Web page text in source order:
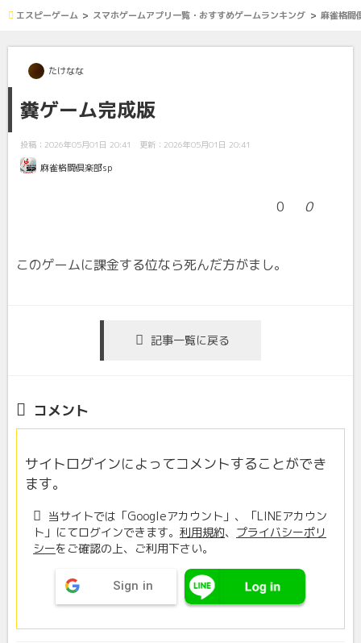
エスピーゲーム スマホゲームアプリ一覧・おすすめゲームランキング 麻雀格闘
たけなな
糞ゲーム完成版
投稿：2026年05月01日 20:41 更新：2026年05月01日 20:41
麻雀格闘倶楽部sp
0 0
このゲームに課金する位なら死んだ方がまし。
記事一覧に戻る
コメント
サイトログインによってコメントすることができ
ます。
当サイトでは「Googleアカウント」、「LINEアカウン
ト」にてログインできます。 利用規約、 プライバシーポリ
シーをご確認の上、ご利用下さい。
Sign in